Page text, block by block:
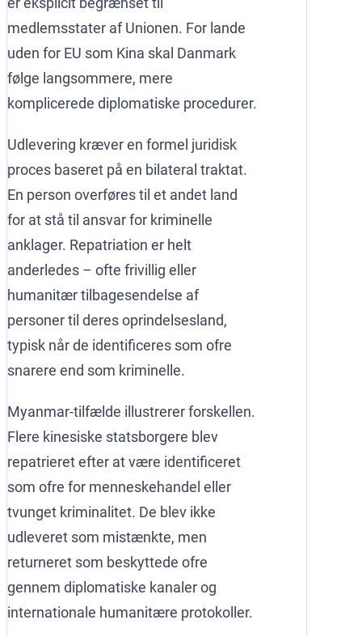
medlemsstater af Unionen. For lande
uden for EU som Kina skal Danmark
følge langsommere, mere
komplicerede diplomatiske procedurer.
Udlevering kræver en formel juridisk
proces baseret på en bilateral traktat.
En person overføres til et andet land
for at stå til ansvar for kriminelle
anklager. Repatriation er helt
anderledes – ofte frivillig eller
humanitær tilbagesendelse af
personer til deres oprindelsesland,
typisk når de identificeres som ofre
snarere end som kriminelle.
Myanmar-tilfælde illustrerer forskellen.
Flere kinesiske statsborgere blev
repatrieret efter at være identificeret
som ofre for menneskehandel eller
tvunget kriminalitet. De blev ikke
udleveret som mistænkte, men
returneret som beskyttede ofre
gennem diplomatiske kanaler og
internationale humanitære protokoller.